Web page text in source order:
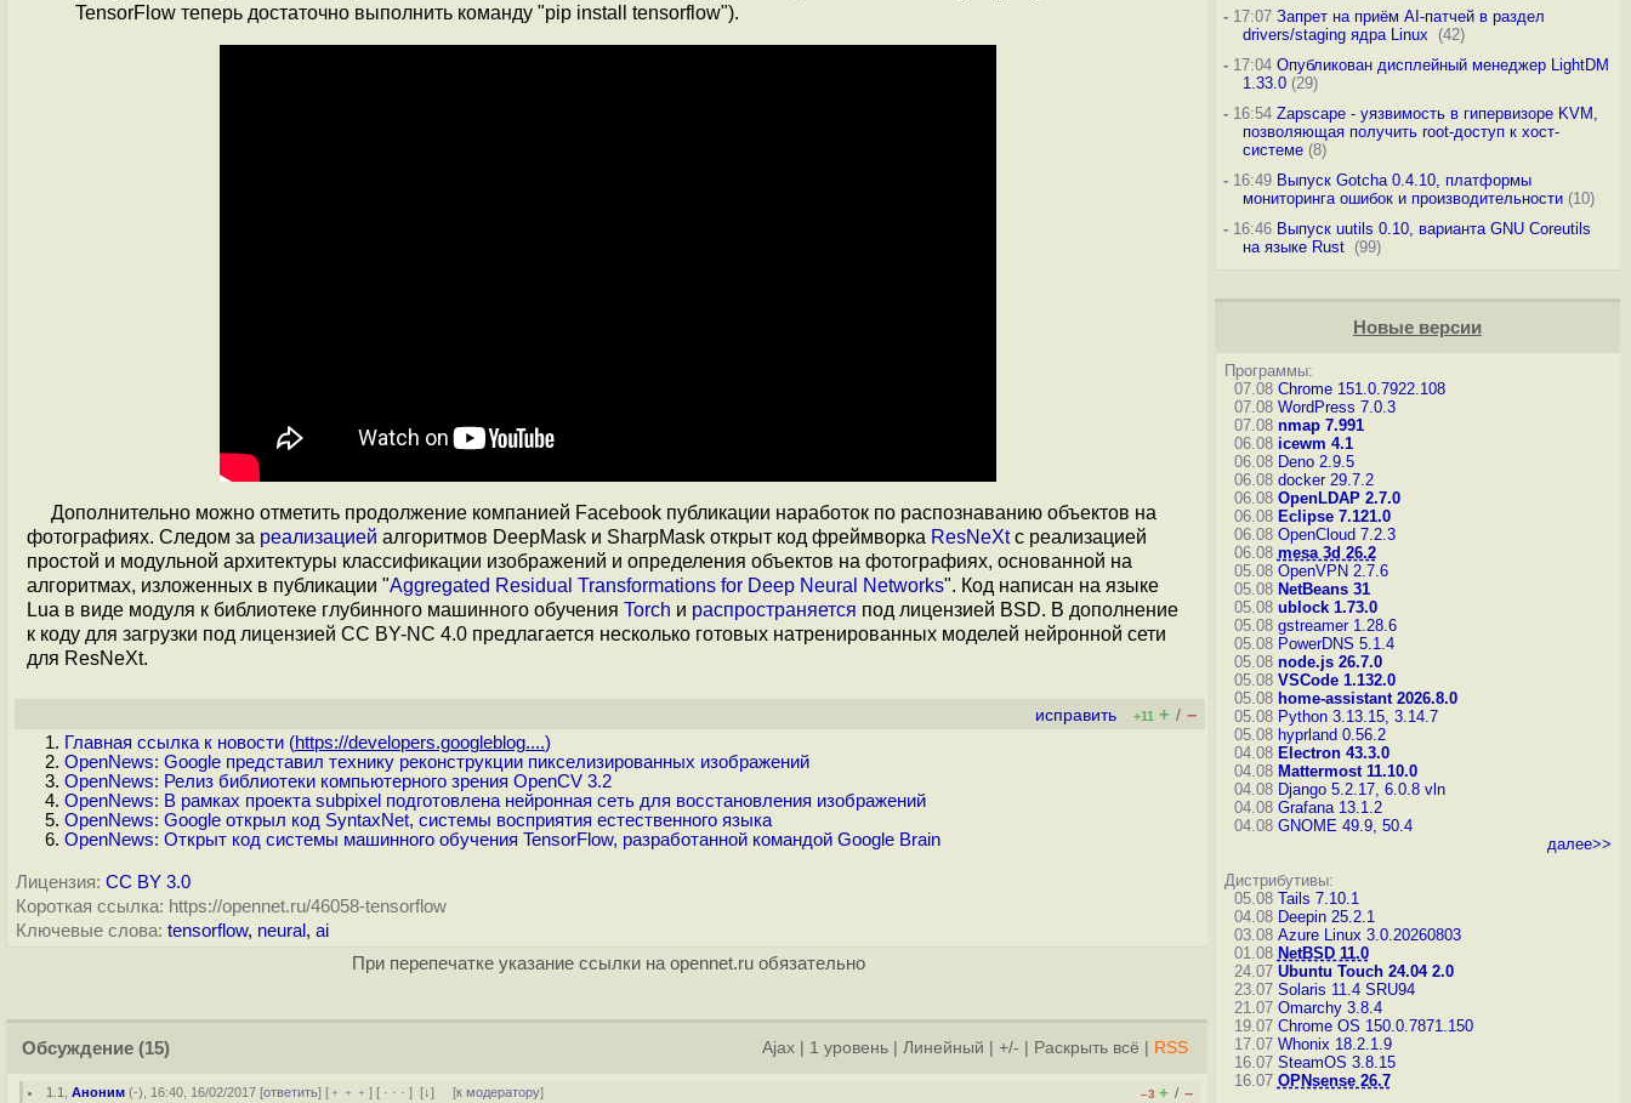
TensorFlow теперь достаточно выполнить команду "pip install tensorflow").
Дополнительно можно отметить продолжение компанией Facebook публикации наработок по распознаванию объектов на
фотографиях. Следом за реализацией алгоритмов DeepMask и SharpMask открыт код фреймворка ResNeXtс реализацией
простой и модульной архитектуры классификации изображений и определения объектов на фотографиях, основанной на
алгоритмах, изложенных в публикации "Aggregated Residual Transformations for Deep Neural Networks". Код написан на языке
Lua в виде модуля к библиотеке глубинного машинного обучения Torch и распространяется под лицензией BSD. В дополнение
к коду для загрузки под лицензией CC BY-NC 4.0 предлагается несколько готовых натренированных моделей нейронной сети
для ResNeXt.
исправить +11 + / –
Главная ссылка к новости (https://developers.googleblog....)
OpenNews: Google представил технику реконструкции пикселизированных изображений
OpenNews: Релиз библиотеки компьютерного зрения OpenCV 3.2
OpenNews: В рамках проекта subpixel подготовлена нейронная сеть для восстановления изображений
OpenNews: Google открыл код SyntaxNet, системы восприятия естественного языка
OpenNews: Открыт код системы машинного обучения TensorFlow, разработанной командой Google Brain
Лицензия: CC BY 3.0
Короткая ссылка: https://opennet.ru/46058-tensorflow
Ключевые слова: tensorflow, neural , ai
При перепечатке указание ссылки на opennet.ru обязательно
Обсуждение (15) Ajax 1 уровень Линейный +/- Раскрыть всё RSS
1.1 ,Аноним (-), 16:40, 16/02/2017 [ответить] [ ﹢﹢﹢] [ · · ·][↓] [к модератору] –3 + / –
-17:07 Запрет на приём AI-патчей в раздел
drivers/staging ядра Linux
(42)
-17:04 Опубликован дисплейный менеджер LightDM
1.33.0(29)
-16:54 Zapscape - уязвимость в гипервизоре KVM,
позволяющая получить root-доступ к хост-
системе(8)
-16:49 Выпуск Gotcha 0.4.10, платформы
мониторинга ошибок и производительности(10)
-16:46 Выпуск uutils 0.10, варианта GNU Coreutils
на языке Rust (99)
Новые версии
Программы:
07.08 Chrome 151.0.7922.108
07.08 WordPress 7.0.3
07.08 nmap 7.991
06.08 icewm 4.1
06.08 Deno 2.9.5
06.08 docker 29.7.2
06.08 OpenLDAP 2.7.0
06.08 Eclipse 7.121.0
06.08 OpenCloud 7.2.3
06.08 mesa 3d 26.2
05.08 OpenVPN 2.7.6
05.08 NetBeans 31
05.08 ublock 1.73.0
05.08 gstreamer 1.28.6
05.08 PowerDNS 5.1.4
05.08 node.js 26.7.0
05.08 VSCode 1.132.0
05.08 home-assistant 2026.8.0
05.08 Python 3.13.15, 3.14.7
05.08 hyprland 0.56.2
04.08 Electron 43.3.0
04.08 Mattermost 11.10.0
04.08 Django 5.2.17, 6.0.8 vln
04.08 Grafana 13.1.2
04.08 GNOME 49.9, 50.4
далее>>
Дистрибутивы:
05.08 Tails 7.10.1
04.08 Deepin 25.2.1
03.08 Azure Linux 3.0.20260803
01.08 NetBSD 11.0
24.07 Ubuntu Touch 24.04 2.0
23.07 Solaris 11.4 SRU94
21.07 Omarchy 3.8.4
19.07 Chrome OS 150.0.7871.150
17.07 Whonix 18.2.1.9
16.07 SteamOS 3.8.15
16.07 OPNsense 26.7